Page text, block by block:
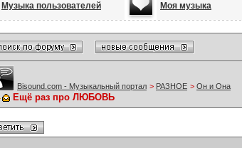
Музыка пользователей Моя музыка
Bisound.com - Музыкальный портал > РАЗНОЕ > Он и Она
Ещё раз про ЛЮБОВЬ